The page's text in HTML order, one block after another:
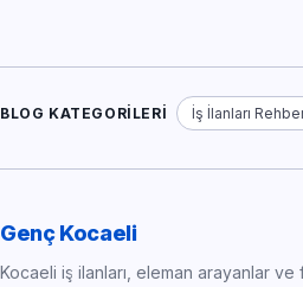
BLOG KATEGORILERI İş İlanları
Genç Kocaeli
Kocaeli iş ilanları, eleman arayanlar ve